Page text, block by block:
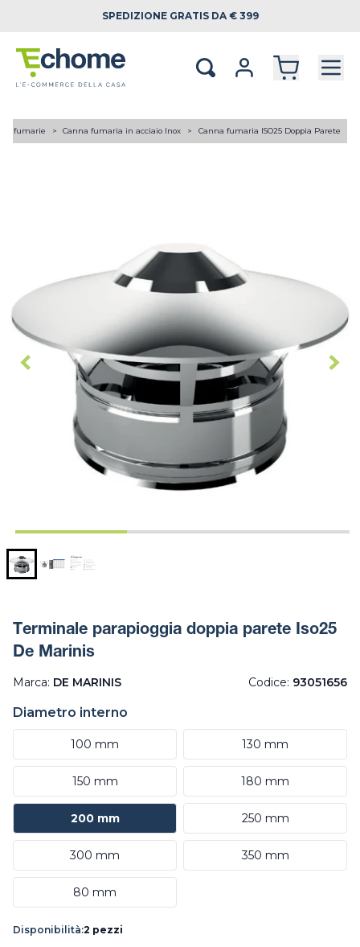
SPEDIZIONE GRATIS DA € 399
fumarie Canna fumaria in acciaio Inox Canna fumaria ISO25 Doppia Parete
Terminale parapioggia doppia parete Iso25
De Marinis
Marca: DE MARINIS Codice: 93051656
Diametro interno
100 mm 130 mm
150 mm 180 mm
200 mm 250 mm
300 mm 350 mm
80 mm
Disponibilità:2 pezzi